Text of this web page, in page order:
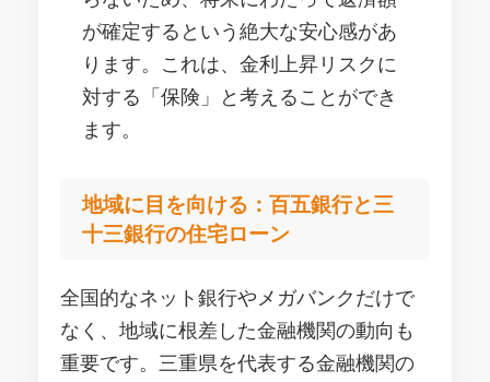
が確定するという絶大な安心感があ
ります。これは、金利上昇リスクに
対する「保険」と考えることができ
ます。
地域に目を向ける：百五銀行と三
十三銀行の住宅ローン
全国的なネット銀行やメガバンクだけで
なく、地域に根差した金融機関の動向も
重要です。三重県を代表する金融機関の